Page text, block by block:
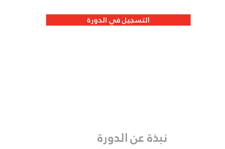
التسجيل في الدورة
نبذة عن الدورة